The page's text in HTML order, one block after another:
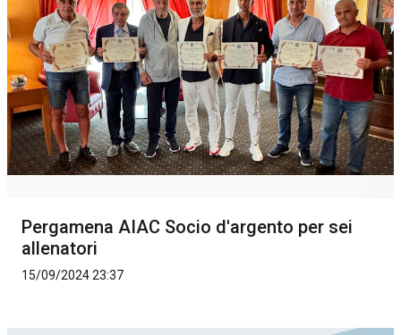
Pergamena AIAC Socio d'argento per sei
allenatori
15/09/2024 23:37